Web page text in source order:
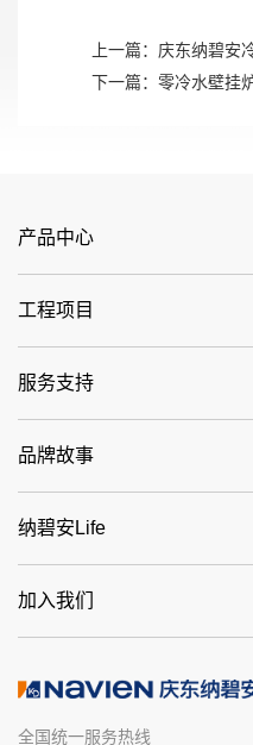
上一篇： 庆东纳碧安
下一篇： 零冷水壁挂
产品中心
工程项目
服务支持
品牌故事
纳碧安Life
加入我们
全国统一服务热线